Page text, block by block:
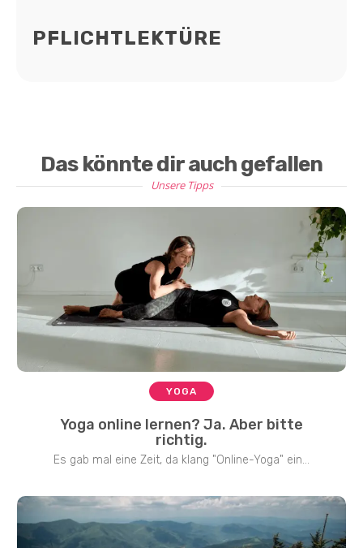
PFLICHTLEKTÜRE
Das könnte dir auch gefallen
Unsere Tipps
YOGA
Yoga online lernen? Ja. Aber bitte
richtig.
Es gab mal eine Zeit, da klang "Online-Yoga" ein...